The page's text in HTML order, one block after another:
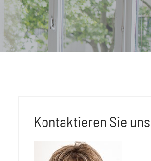
Kontaktieren Sie uns